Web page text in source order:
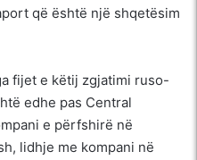
që është një shqetësim
fijet e këtij zgjatimi ruso-
edhe pas Central
e përfshirë në
lidhje me kompani në